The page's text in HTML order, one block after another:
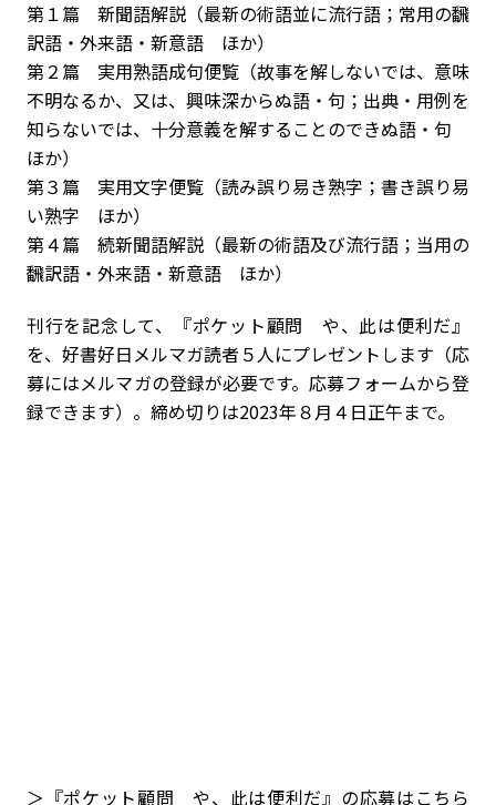
第１篇 新聞語解説（最新の術語並に流行語；常用の飜
訳語・外来語・新意語 ほか）
第２篇 実用熟語成句便覧（故事を解しないでは、意味
不明なるか、又は、興味深からぬ語・句；出典・用例を
知らないでは、十分意義を解することのできぬ語・句
ほか）
第３篇 実用文字便覧（読み誤り易き熟字；書き誤り易
い熟字 ほか）
第４篇 続新聞語解説（最新の術語及び流行語；当用の
飜訳語・外来語・新意語 ほか）
刊行を記念して、『ポケット顧問 や、此は便利だ』
を、好書好日メルマガ読者５人にプレゼントします（応
募にはメルマガの登録が必要です。応募フォームから登
録できます）。締め切りは2023年８月４日正午まで。
＞『ポケット顧問 や、此は便利だ』の応募はこちら